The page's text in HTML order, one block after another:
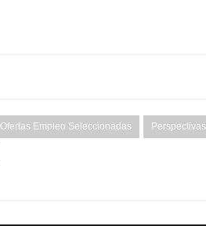
Ofertas Empleo Seleccionadas Perspectivas